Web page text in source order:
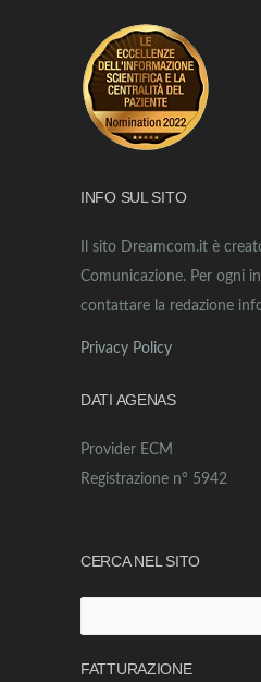
INFO SUL SITO
Il sito Dreamcom.it è
Comunicazione. Per ogni
contattare la redazione
Privacy Policy
DATI AGENAS
Provider ECM
Registrazione n° 5942
CERCA NEL SITO
per:
FATTURAZIONE